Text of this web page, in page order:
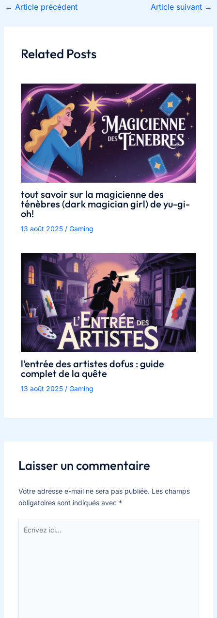
← Article précédent Article suivant →
Related Posts
tout savoir sur la magicienne des
ténèbres (dark magician girl) de yu-gi-
oh!
13 août 2025 / Gaming
l’entrée des artistes dofus : guide
complet de la quête
13 août 2025 / Gaming
Laisser un commentaire
Votre adresse e-mail ne sera pas publiée. Les champs
obligatoires sont indiqués avec *
Écrivez